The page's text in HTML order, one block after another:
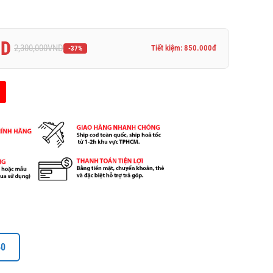
2,300,000VND -37% Tiết kiệm: 850.000đ